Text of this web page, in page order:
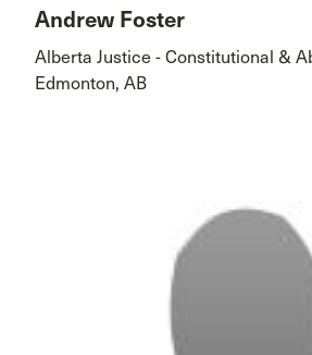
Andrew Foster
Alberta Justice - Constitutional &
Edmonton, AB